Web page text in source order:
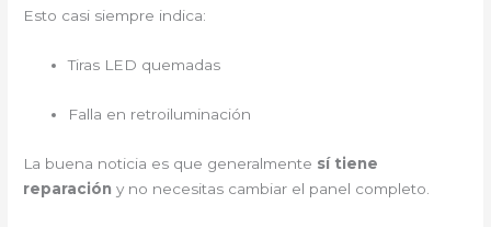
Esto casi siempre indica:
Tiras LED quemadas
Falla en retroiluminación
La buena noticia es que generalmente sí tiene
reparación y no necesitas cambiar el panel completo.